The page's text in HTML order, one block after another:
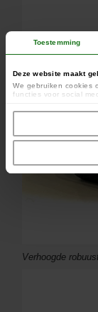
Toestemming
Deze website maakt
We gebruiken cookies
functies voor social
social media,
combineren met
verzameld op basis
Verwijderbaar 10g
Verhoogde